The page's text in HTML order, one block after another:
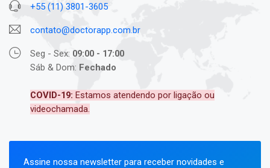
+55 (11) 3801-3605
contato@doctorapp.com.br
Seg - Sex: 09:00 - 17:00
Sáb & Dom: Fechado
COVID-19: Estamos atendendo por ligação ou
videochamada.
Assine nossa newsletter para receber novidades e